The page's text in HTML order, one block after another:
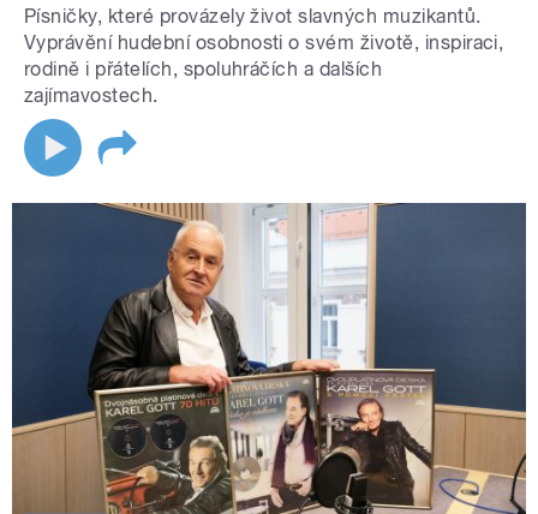
Písničky, které provázely život slavných muzikantů.
Vyprávění hudební osobnosti o svém životě, inspiraci,
rodině i přátelích, spoluhráčích a dalších
zajímavostech.